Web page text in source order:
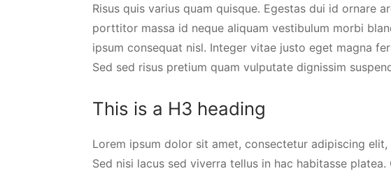
Risus quis varius quam quisque. Egestas dui id ornare
porttitor massa id neque aliquam vestibulum morbi
ipsum consequat nisl. Integer vitae justo eget magna
Sed sed risus pretium quam vulputate dignissim
This is a H3 heading
Lorem ipsum dolor sit amet, consectetur adipiscing
Sed nisi lacus sed viverra tellus in hac habitasse